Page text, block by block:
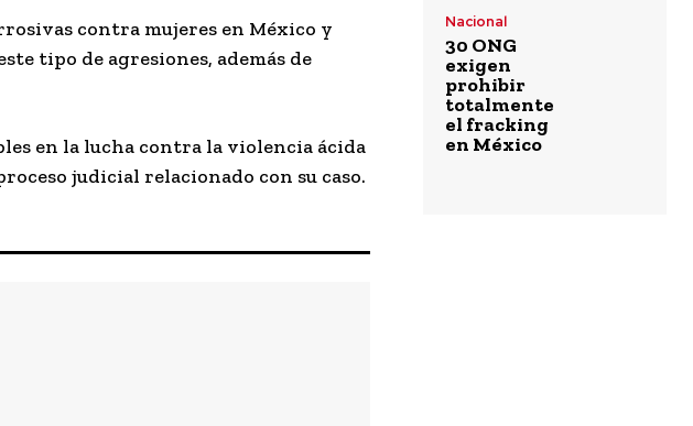
contra mujeres en México y
tipo de agresiones, además de
en la lucha contra la violencia ácida
judicial relacionado con su caso.
Nacional
30 ONG
exigen
prohibir
totalmente
el fracking
en México